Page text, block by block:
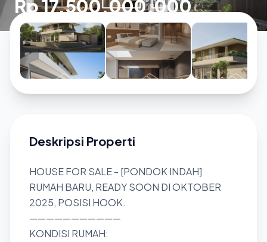
Rp 17.500.000.000
Deskripsi Properti
HOUSE FOR SALE - [PONDOK INDAH]
RUMAH BARU, READY SOON DI OKTOBER
2025, POSISI HOOK.
———————————
KONDISI RUMAH: